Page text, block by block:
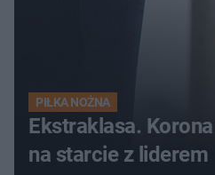
PIŁKA NOŻNA
Ekstraklasa.
na starcie z liderem